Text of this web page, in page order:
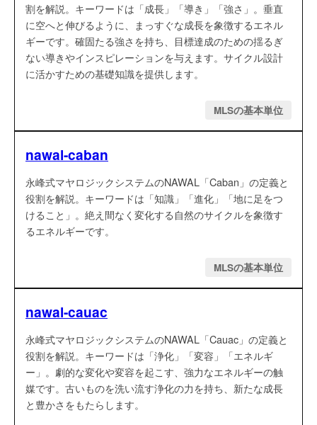
割を解説。キーワードは「成長」「導き」「強さ」。垂直
に空へと伸びるように、まっすぐな成長を象徴するエネル
ギーです。確固たる強さを持ち、目標達成のための揺るぎ
ない導きやインスピレーションを与えます。サイクル設計
に活かすための基礎知識を提供します。
MLSの基本単位
nawal-caban
永峰式マヤロジックシステムのNAWAL「Caban」の定義と
役割を解説。キーワードは「知識」「進化」「地に足をつ
けること」。絶え間なく変化する自然のサイクルを象徴す
るエネルギーです。
MLSの基本単位
nawal-cauac
永峰式マヤロジックシステムのNAWAL「Cauac」の定義と
役割を解説。キーワードは「浄化」「変容」「エネルギ
ー」。劇的な変化や変容を起こす、強力なエネルギーの触
媒です。古いものを洗い流す浄化の力を持ち、新たな成長
と豊かさをもたらします。